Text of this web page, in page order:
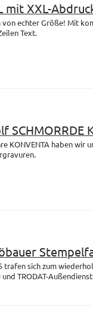
mit XXL-
von echter Größe! Mit
Text.
SCHMORRDE
KONVENTA haben wir
trafen sich zum
TRODAT-